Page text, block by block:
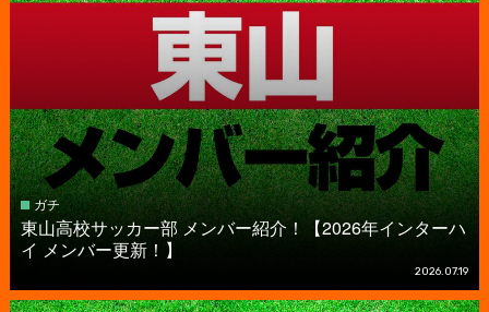
ガチ
東山高校サッカー部 メンバー紹介！【2026年インターハ
イ メンバー更新！】
2026.07.19